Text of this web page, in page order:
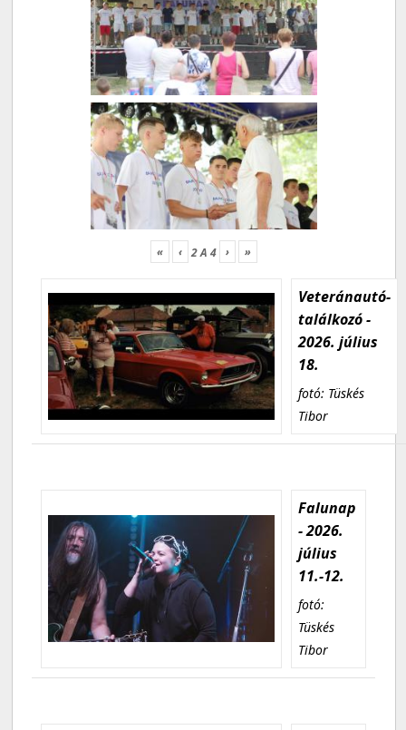
« ‹ 2A 4 › »
Veteránautó-
találkozó -
2026. július
18.
fotó: Tüskés
Tibor
Falunap
- 2026.
július
11.-12.
fotó:
Tüskés
Tibor